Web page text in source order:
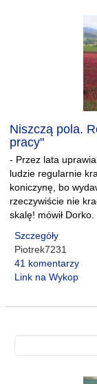
Niszczą pola.
pracy"
- Przez lata
ludzie regularnie
koniczynę, bo
rzeczywiście nie
skalę! mówił Dorko.
Szczegóły
Piotrek7231
41 komentarzy
Link na Wykop